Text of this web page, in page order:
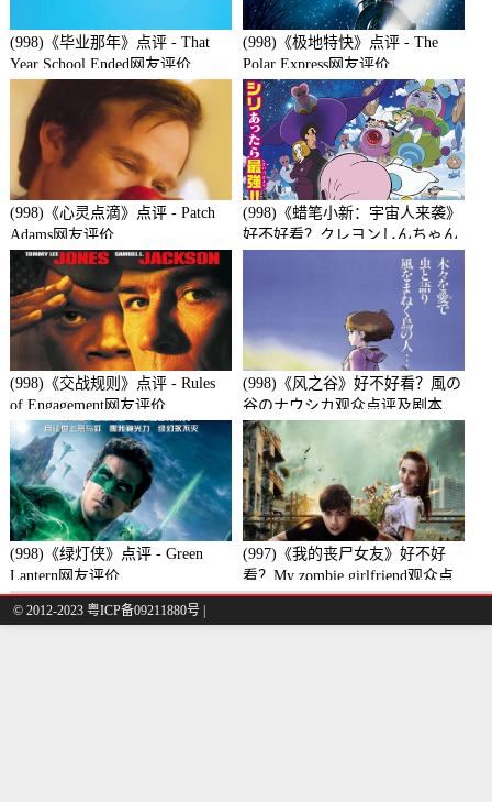
(998)《毕业那年》点评 - That
Year School Ended网友评价
(998)《极地特快》点评 - The
Polar Express网友评价
(998)《心灵点滴》点评 - Patch
Adams网友评价
(998)《蜡笔小新：宇宙人来袭》
好不好看？クレヨンしんちゃん
襲来!!宇宙人シリリ观众点评及
(998)《交战规则》点评 - Rules
of Engagement网友评价
(998)《风之谷》好不好看？風の
谷のナウシカ观众点评及剧本
(998)《绿灯侠》点评 - Green
Lantern网友评价
(997)《我的丧尸女友》好不好
看？My zombie girlfriend观众点
评及剧本
© 2012-2023 粤ICP备09211880号 |